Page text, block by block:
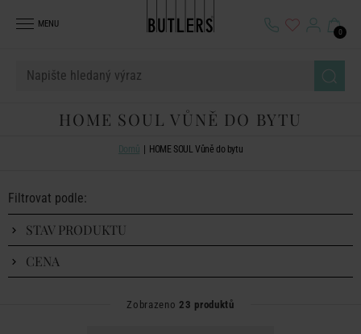
MENU
0
HOME SOUL VŮNĚ DO BYTU
Domů HOME SOUL Vůně do bytu
Filtrovat podle:
STAV PRODUKTU
CENA
Zobrazeno23 produktů